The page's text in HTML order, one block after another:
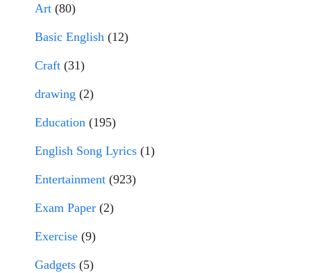
Art (80)
Basic English (12)
Craft (31)
drawing (2)
Education (195)
English Song Lyrics (1)
Entertainment (923)
Exam Paper (2)
Exercise (9)
Gadgets (5)